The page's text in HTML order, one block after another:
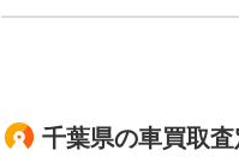
SAKURA咲く様 このような高い評
千葉県の車買取